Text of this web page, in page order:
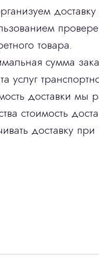
товара.
сумма
услуг
доставки мы
стоимость
доставку